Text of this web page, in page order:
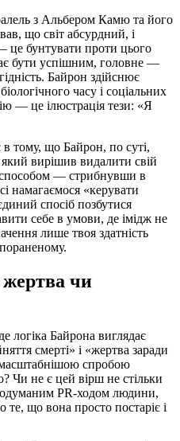
з Альбером Камю та його
що світ абсурдний, і
бунтувати проти цього
бути успішним, головне —
Байрон здійснює
часу і соціальних
— це ілюстрація тези: «Я
тому, що Байрон, по суті,
вирішив видалити свій
— стрибнувши в
намагаємося «керувати
спосіб позбутися
себе в умови, де імідж не
лише твоя здатність
чи
логіка Байрона виглядає
смерті» і «жертва заради
спробою
Чи не є цей вірш не стільки
PR-ходом людини,
що вона просто постаріє і